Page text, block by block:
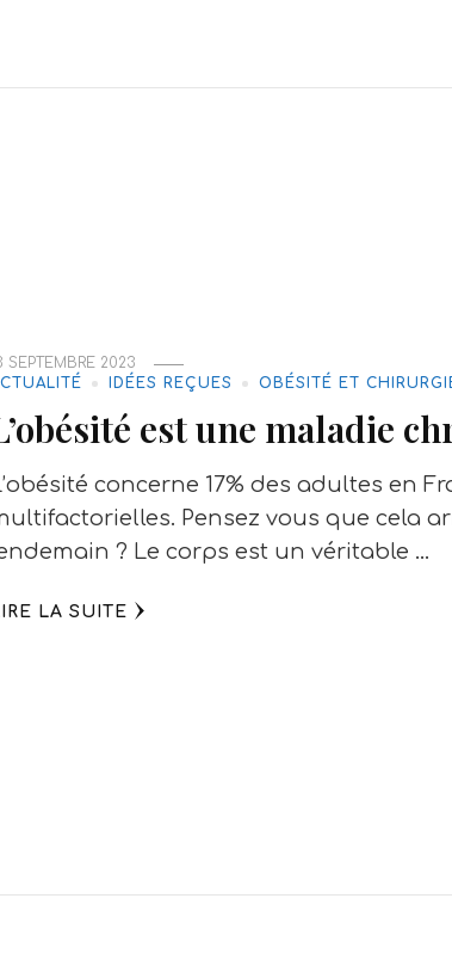
SEPTEMBRE 2023
IDÉES REÇUES OBÉSITÉ ET
est une maladie
concerne 17% des adultes en
Pensez vous que cela
? Le corps est un véritable …
LA SUITE